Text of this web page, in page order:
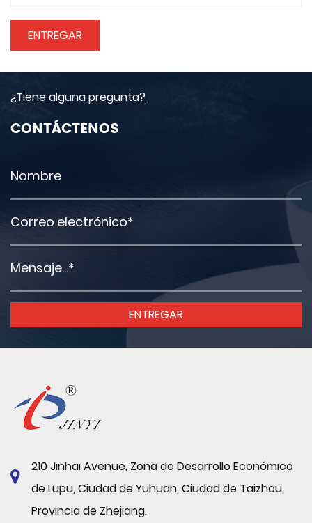
¿Tiene alguna pregunta?
CONTÁCTENOS
210 Jinhai Avenue, Zona de Desarrollo Económico
de Lupu, Ciudad de Yuhuan, Ciudad de Taizhou,
Provincia de Zhejiang.